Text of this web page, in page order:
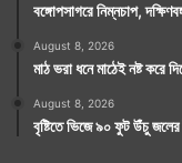
বঙ্গোপসাগরে নিম্নচাপ,
August 8, 2026
মাঠ ভরা ধনে মাঠেই নষ্ট করে
August 8, 2026
বৃষ্টিতে ভিজে ৯০ ফুট উঁচু জলের